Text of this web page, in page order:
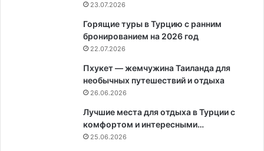
23.07.2026
Горящие туры в Турцию с ранним
бронированием на 2026 год
22.07.2026
Пхукет — жемчужина Таиланда для
необычных путешествий и отдыха
26.06.2026
Лучшие места для отдыха в Турции с
комфортом и интересными…
25.06.2026